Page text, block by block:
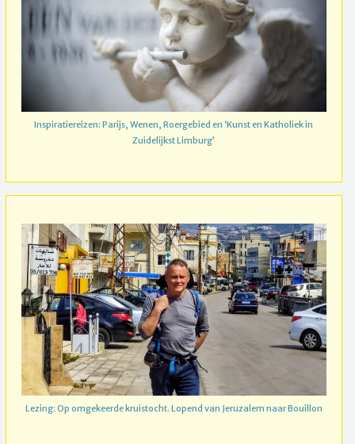
Inspiratiereizen: Parijs, Wenen, Roergebied en ‘Kunst en Katholiek in
Zuidelijkst Limburg’
Lezing: Op omgekeerde kruistocht. Lopend van Jeruzalem naar Bouillon